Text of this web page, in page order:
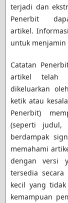
terjadi dan
Penerbit
artikel.
untuk
Catatan
artikel telah
dikeluarkan
ketik atau
Penerbit)
(seperti judul,
berdampak
memahami
dengan versi
tersedia
kecil yang
kemampuan